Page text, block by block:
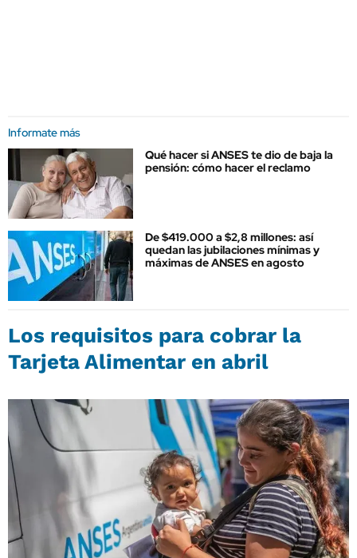
Informate más
Qué hacer si ANSES te dio de baja la
pensión: cómo hacer el reclamo
De $419.000 a $2,8 millones: así
quedan las jubilaciones mínimas y
máximas de ANSES en agosto
Los requisitos para cobrar la
Tarjeta Alimentar en abril